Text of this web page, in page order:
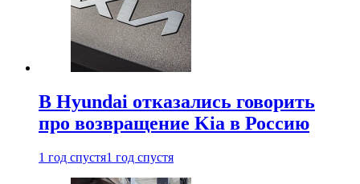
В Hyundai отказались говорить
про возвращение Kia в Россию
1 год спустя1 год спустя